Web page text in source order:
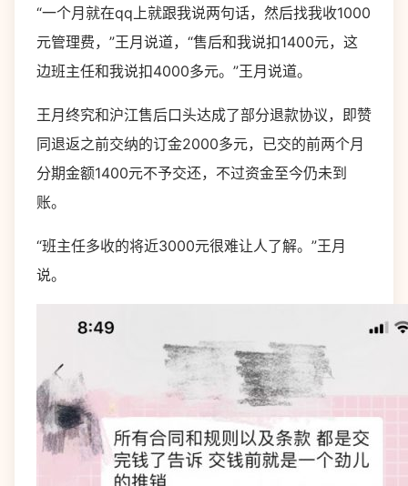
“一个月就在qq上就跟我说两句话，然后找我收1000
元管理费，”王月说道，“售后和我说扣1400元，这
边班主任和我说扣4000多元。”王月说道。
王月终究和沪江售后口头达成了部分退款协议，即赞
同退返之前交纳的订金2000多元，已交的前两个月
分期金额1400元不予交还，不过资金至今仍未到
账。
“班主任多收的将近3000元很难让人了解。”王月
说。